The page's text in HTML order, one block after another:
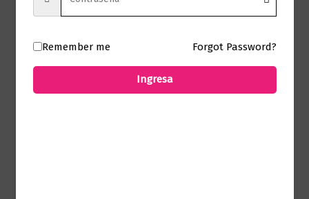
TAPA BLANDA +
No hay valoraciones aún.
Remember me Forgot Password?
Ingresa